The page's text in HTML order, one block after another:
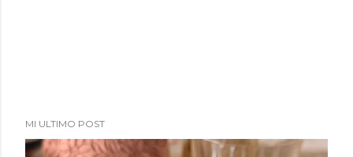
MI ULTIMO POST